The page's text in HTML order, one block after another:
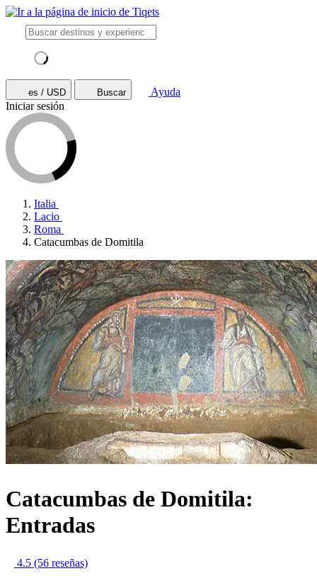
es / USD Buscar
Ayuda
Iniciar sesión
Italia
Lacio
Roma
Catacumbas de Domitila
Catacumbas de Domitila:
Entradas
4.5 (56 reseñas)